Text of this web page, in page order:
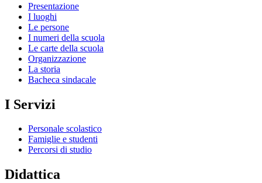
Presentazione
I luoghi
Le persone
I numeri della scuola
Le carte della scuola
Organizzazione
La storia
Bacheca sindacale
I Servizi
Personale scolastico
Famiglie e studenti
Percorsi di studio
Didattica